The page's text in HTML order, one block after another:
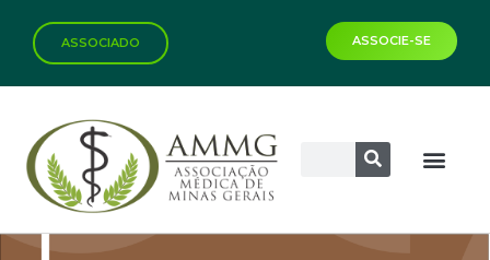
ASSOCIADO ASSOCIE-SE